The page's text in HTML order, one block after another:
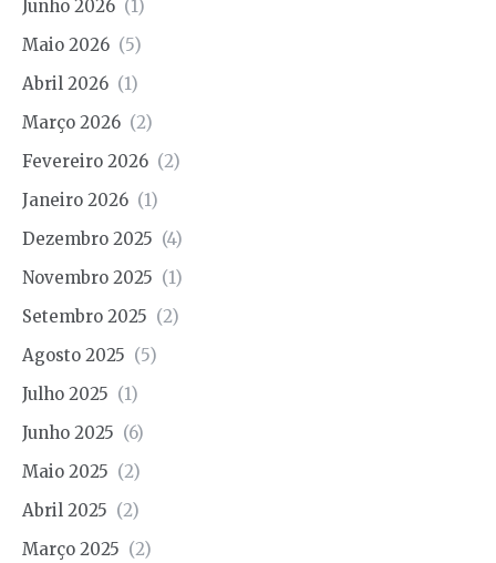
Junho 2026 (1)
Maio 2026 (5)
Abril 2026 (1)
Março 2026 (2)
Fevereiro 2026 (2)
Janeiro 2026 (1)
Dezembro 2025 (4)
Novembro 2025 (1)
Setembro 2025 (2)
Agosto 2025 (5)
Julho 2025 (1)
Junho 2025 (6)
Maio 2025 (2)
Abril 2025 (2)
Março 2025 (2)